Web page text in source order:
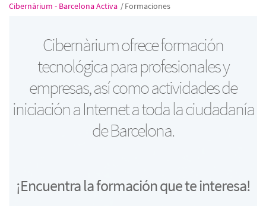
Cibernàrium - Barcelona Activa /Formaciones
Cibernàrium ofrece formación
tecnológica para profesionales y
empresas, así como actividades de
iniciación a Internet a toda la ciudadanía
de Barcelona.
¡Encuentra la formación que te interesa!